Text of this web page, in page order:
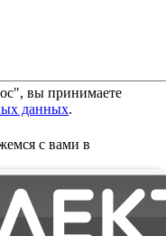
вы принимаете
данных.
с вами в